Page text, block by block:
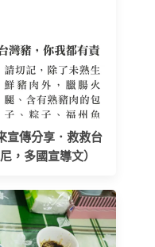
宣傳分享．救救台
，多國宣導文）